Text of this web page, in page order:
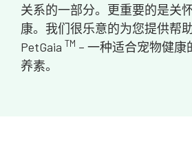
关系的一部分。更重要的是关
康。我们很乐意的为您提供帮
PetGaia TM – 一种适合宠物健康
养素。